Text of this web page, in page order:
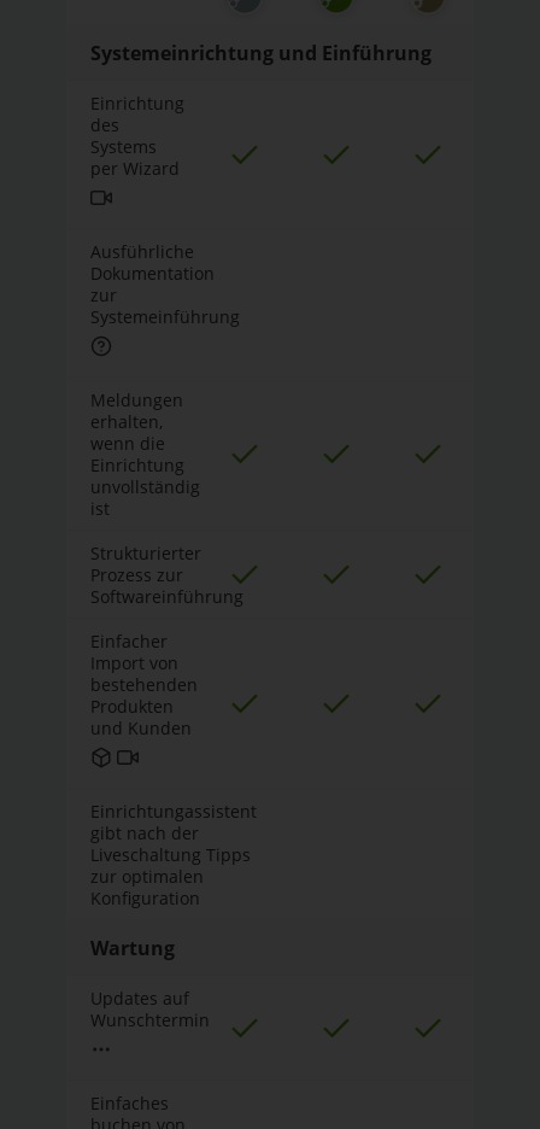
Systemeinrichtung und Einführung
Einrichtung
des
Systems
per Wizard
Ausführliche
Dokumentation
zur
Systemeinführung
Meldungen
erhalten,
wenn die
Einrichtung
unvollständig
ist
Strukturierter
Prozess zur
Softwareinführung
Einfacher
Import von
bestehenden
Produkten
und Kunden
Einrichtungassistent
gibt nach der
Liveschaltung Tipps
zur optimalen
Konfiguration
Wartung
Updates auf
Wunschtermin
Einfaches
buchen von